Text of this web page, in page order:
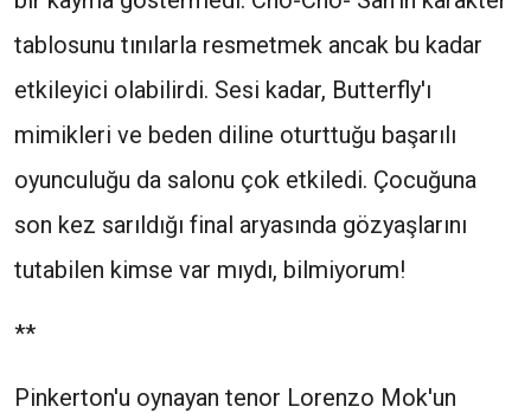
tablosunu tınılarla resmetmek ancak bu kadar
etkileyici olabilirdi. Sesi kadar, Butterfly'ı
mimikleri ve beden diline oturttuğu başarılı
oyunculuğu da salonu çok etkiledi. Çocuğuna
son kez sarıldığı final aryasında gözyaşlarını
tutabilen kimse var mıydı, bilmiyorum!
**
Pinkerton'u oynayan tenor Lorenzo Mok'un